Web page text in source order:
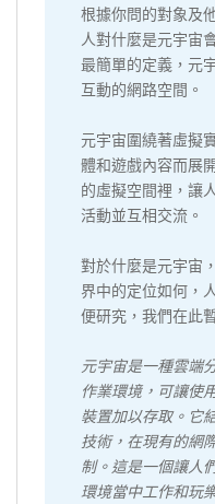
根據你問的對象及
人對什麼是元宇宙
最簡單的定義，元
互動的網路空間。
元宇宙圍繞著虛擬
體和遊戲內容而展
的虛擬空間裡，讓
活動並互相交流。
對於什麼是元宇宙
界中的定位如何，
便研究，我們在此
元宇宙是一種雲端
作業環境，可讓使
裝置加以存取。它
技術，在現有的網
制。這是一個讓人
環境當中工作和玩